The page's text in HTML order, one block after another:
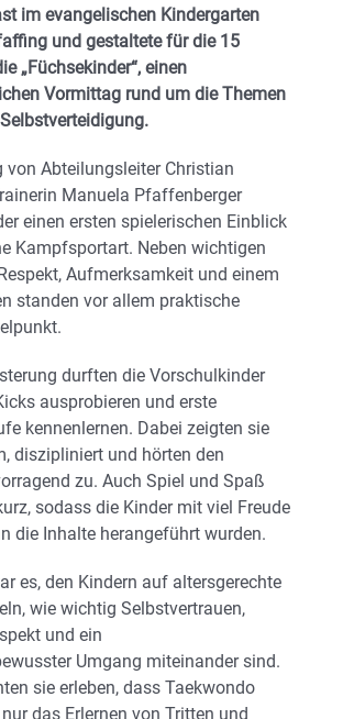
im evangelischen Kindergarten
und gestaltete für die 15
„Füchsekinder“, einen
Vormittag rund um die Themen
von Abteilungsleiter Christian
Manuela Pfaffenberger
einen ersten spielerischen Einblick
Kampfsportart. Neben wichtigen
Aufmerksamkeit und einem
standen vor allem praktische
durften die Vorschulkinder
ausprobieren und erste
kennenlernen. Dabei zeigten sie
diszipliniert und hörten den
zu. Auch Spiel und Spaß
sodass die Kinder mit viel Freude
die Inhalte herangeführt wurden.
es, den Kindern auf altersgerechte
wie wichtig Selbstvertrauen,
und ein
Umgang miteinander sind.
sie erleben, dass Taekwondo
das Erlernen von Tritten und